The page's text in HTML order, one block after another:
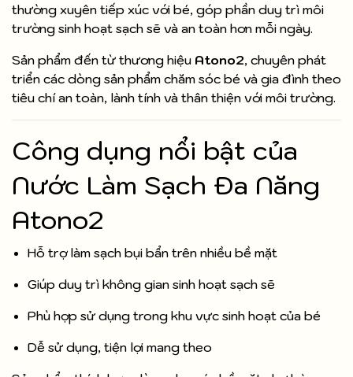
thường xuyên tiếp xúc với bé, góp phần duy trì môi
trường sinh hoạt sạch sẽ và an toàn hơn mỗi ngày.
Sản phẩm đến từ thương hiệu Atono2, chuyên phát
triển các dòng sản phẩm chăm sóc bé và gia đình theo
tiêu chí an toàn, lành tính và thân thiện với môi trường.
Công dụng nổi bật của
Nước Làm Sạch Đa Năng
Atono2
Hỗ trợ làm sạch bụi bẩn trên nhiều bề mặt
Giúp duy trì không gian sinh hoạt sạch sẽ
Phù hợp sử dụng trong khu vực sinh hoạt của bé
Dễ sử dụng, tiện lợi mang theo